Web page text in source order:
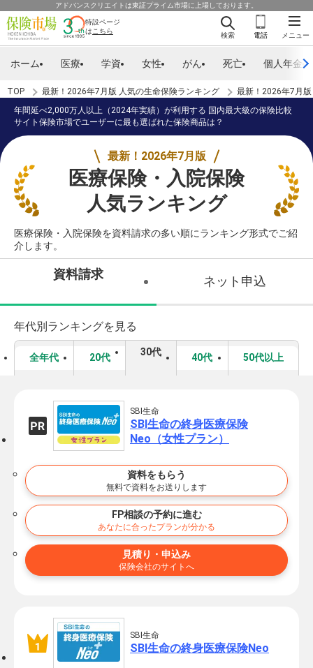
アドバンスクリエイトは東証プライム市場に上場しております。
メニュー
検索
特設ページ
は こちら
電話
ホーム 医療 学資 女性 がん 死亡 個人年金
TOP 最新！2026年7月版 人気の生命保険ランキング
最新！2026年7月
年間延べ2,000万人以上（2024年実績）が利用する 国内最大級の保険比較
サイト保険市場でユーザーに最も選ばれた保険商品は？
最新！2026年7月版
医療保険・入院保険
人気ランキング
医療保険・入院保険を資料請求の多い順にランキング形式でご紹
介します。
資料請求 ネット申込
年代別ランキングを見る
全年代 20代 30代 40代 50代以上
SBI生命
SBI生命の終身医療保険
Neo（女性プラン）
資料をもらう
無料で資料をお送りします
FP相談の予約に進む
あなたに合ったプランが分かる
見積り・申込み
保険会社のサイトへ
SBI生命
SBI生命の終身医療保険Neo